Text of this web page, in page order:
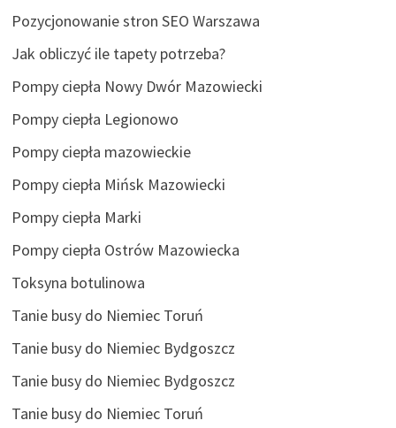
Pozycjonowanie stron SEO Warszawa
Jak obliczyć ile tapety potrzeba?
Pompy ciepła Nowy Dwór Mazowiecki
Pompy ciepła Legionowo
Pompy ciepła mazowieckie
Pompy ciepła Mińsk Mazowiecki
Pompy ciepła Marki
Pompy ciepła Ostrów Mazowiecka
Toksyna botulinowa
Tanie busy do Niemiec Toruń
Tanie busy do Niemiec Bydgoszcz
Tanie busy do Niemiec Bydgoszcz
Tanie busy do Niemiec Toruń